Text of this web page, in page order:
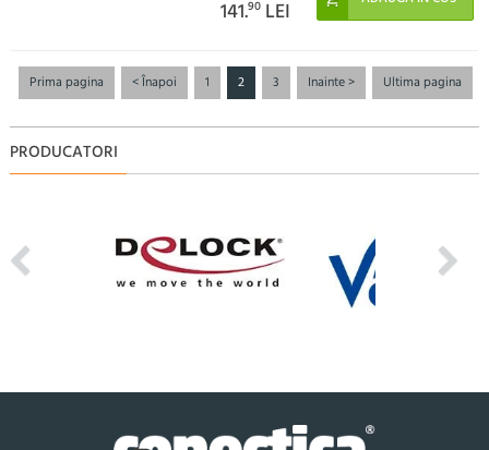
141.90 LEI
Prima pagina < Înapoi 1 2 3 Inainte > Ultima pagina
PRODUCATORI